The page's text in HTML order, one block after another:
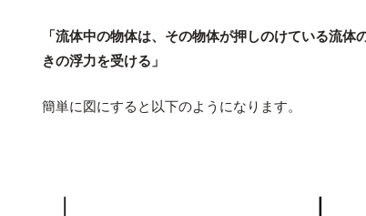
「流体中の物体は、その物体が押しのけている流
きの浮力を受ける」
簡単に図にすると以下のようになります。